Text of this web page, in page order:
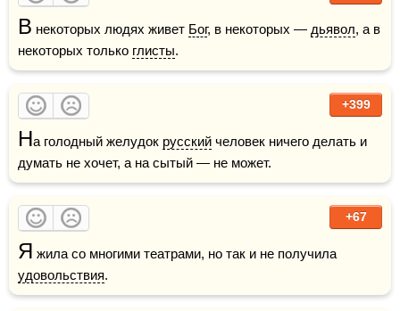
В некоторых людях живет Бог, в некоторых — дьявол, а в
некоторых только глисты.
+399
На голодный желудок русский человек ничего делать и
думать не хочет, а на сытый — не может.
+67
Я
удовольствия.